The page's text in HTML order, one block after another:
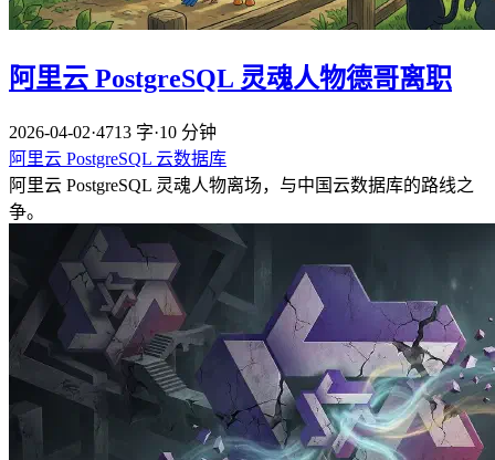
阿里云 PostgreSQL 灵魂人物德哥离职
2026-04-02·4713 字·10 分钟
阿里云 PostgreSQL 云数据库
阿里云 PostgreSQL 灵魂人物离场，与中国云数据库的路线之
争。